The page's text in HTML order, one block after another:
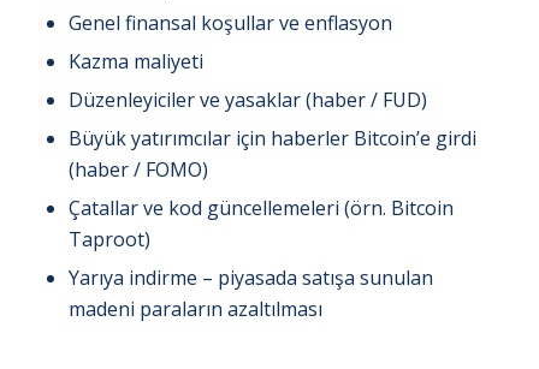
Genel finansal koşullar ve enflasyon
Kazma maliyeti
Düzenleyiciler ve yasaklar (haber / FUD)
Büyük yatırımcılar için haberler Bitcoin’e girdi
(haber / FOMO)
Çatallar ve kod güncellemeleri (örn. Bitcoin
Taproot)
Yarıya indirme – piyasada satışa sunulan
madeni paraların azaltılması